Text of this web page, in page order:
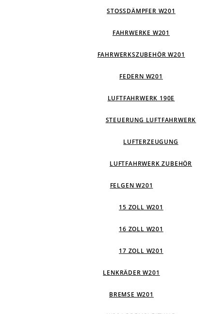
STOSSDÄMPFER W201
FAHRWERKE W201
FAHRWERKSZUBEHÖR W201
FEDERN W201
LUFTFAHRWERK 190E
STEUERUNG LUFTFAHRWERK
LUFTERZEUGUNG
LUFTFAHRWERK ZUBEHÖR
FELGEN W201
15 ZOLL W201
16 ZOLL W201
17 ZOLL W201
LENKRÄDER W201
BREMSE W201